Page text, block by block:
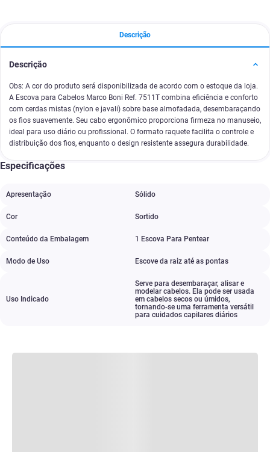
Descrição
Descrição
Obs: A cor do produto será disponibilizada de acordo com o estoque da loja.
A Escova para Cabelos Marco Boni Ref. 7511T combina eficiência e conforto
com cerdas mistas (nylon e javali) sobre base almofadada, desembaraçando
os fios suavemente. Seu cabo ergonômico proporciona firmeza no manuseio,
ideal para uso diário ou profissional. O formato raquete facilita o controle e
distribuição dos fios, enquanto o design resistente assegura durabilidade.
Especificações
Apresentação Sólido
Cor Sortido
Conteúdo da Embalagem 1 Escova Para Pentear
Modo de Uso Escove da raiz até as pontas
Uso Indicado
Serve para desembaraçar, alisar e
modelar cabelos. Ela pode ser usada
em cabelos secos ou úmidos,
tornando-se uma ferramenta versátil
para cuidados capilares diários